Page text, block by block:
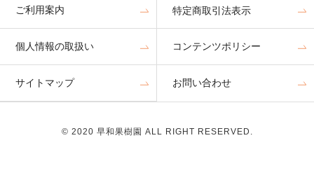
ご利用案内 特定商取引法表示
個人情報の取扱い コンテンツポリシー
サイトマップ お問い合わせ
© 2020 早和果樹園 ALL RIGHT RESERVED.